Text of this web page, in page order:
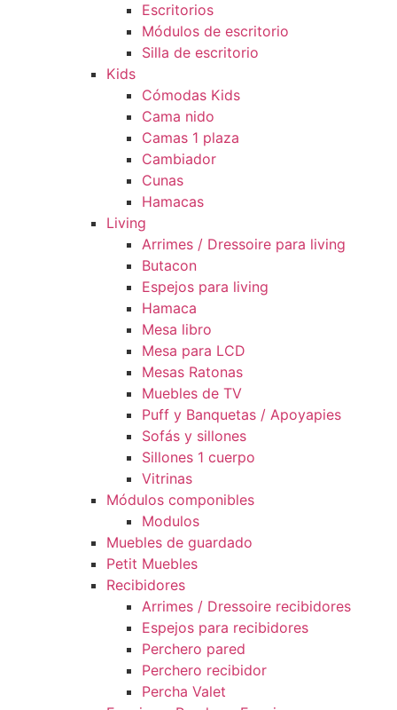
Escritorios
Módulos de escritorio
Silla de escritorio
Kids
Cómodas Kids
Cama nido
Camas 1 plaza
Cambiador
Cunas
Hamacas
Living
Arrimes / Dressoire para living
Butacon
Espejos para living
Hamaca
Mesa libro
Mesa para LCD
Mesas Ratonas
Muebles de TV
Puff y Banquetas / Apoyapies
Sofás y sillones
Sillones 1 cuerpo
Vitrinas
Módulos componibles
Modulos
Muebles de guardado
Petit Muebles
Recibidores
Arrimes / Dressoire recibidores
Espejos para recibidores
Perchero pared
Perchero recibidor
Percha Valet